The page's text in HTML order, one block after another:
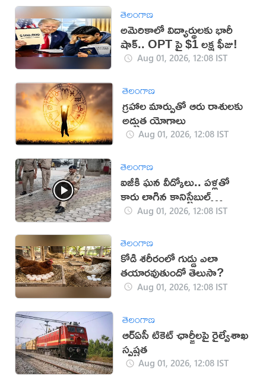
తెలంగాణ
అమెరికాలో విద్యార్థులకు భారీ
షాక్.. OPT పై $1 లక్ష ఫీజు!
Aug 01, 2026, 12:08 IST
తెలంగాణ
గ్రహాల మార్పుతో ఆరు రాశులకు
అద్భుత యోగాలు
Aug 01, 2026, 12:08 IST
తెలంగాణ
ఐజీకి ఘన వీడ్కోలు.. పళ్లతో
కారు లాగిన కానిస్టేబుల్
(వీడియో)
Aug 01, 2026, 12:08 IST
తెలంగాణ
కోడి శరీరంలో గుడ్డు ఎలా
తయారవుతుందో తెలుసా?
Aug 01, 2026, 12:08 IST
తెలంగాణ
ఆర్ఏసీ టికెట్ ఛార్జీలపై రైల్వేశాఖ
స్పష్టత
Aug 01, 2026, 12:08 IST